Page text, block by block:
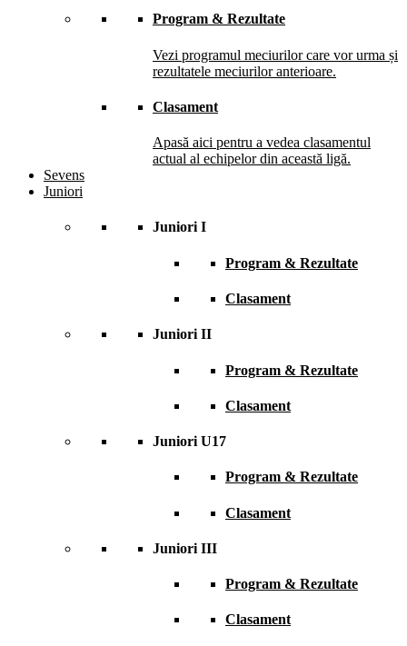
Program & Rezultate
Vezi programul meciurilor care vor urma și
rezultatele meciurilor anterioare.
Clasament
Apasă aici pentru a vedea clasamentul
actual al echipelor din această ligă.
Sevens
Juniori
Juniori I
Program & Rezultate
Clasament
Juniori II
Program & Rezultate
Clasament
Juniori U17
Program & Rezultate
Clasament
Juniori III
Program & Rezultate
Clasament